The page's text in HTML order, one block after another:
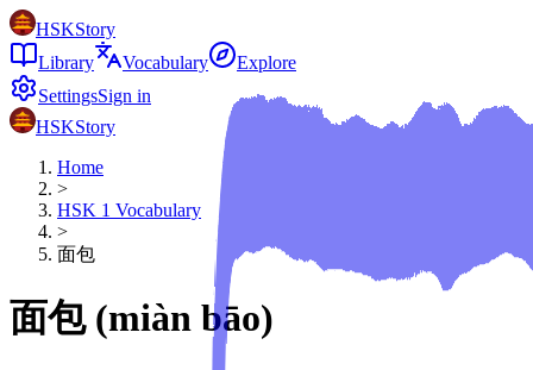
HSKStory
Library
Vocabulary
Explore
SettingsSign in
HSKStory
Home
>
HSK 1 Vocabulary
>
面包
面包 (miàn bāo)